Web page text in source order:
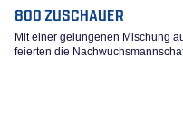
800 ZUSCHAUER
Mit einer gelungenen Mischung
feierten die